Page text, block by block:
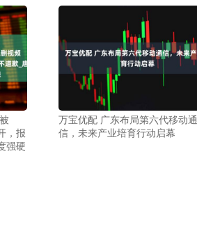
，报
强硬
万宝优配 广东布局第六代移动通
信，未来产业培育行动启幕